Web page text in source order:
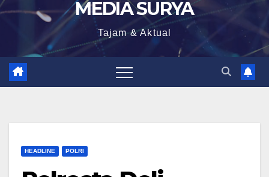
MEDIA SURYA
Tajam & Aktual
HEADLINE POLRI